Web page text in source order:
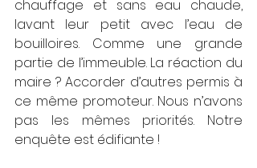
chauffage et sans eau chaude,
lavant leur petit avec l’eau de
bouilloires. Comme une grande
partie de l’immeuble. La réaction du
maire ? Accorder d’autres permis à
ce même promoteur. Nous n’avons
pas les mêmes priorités. Notre
enquête est édifiante !